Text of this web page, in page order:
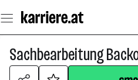
Seiteninhalt
springen